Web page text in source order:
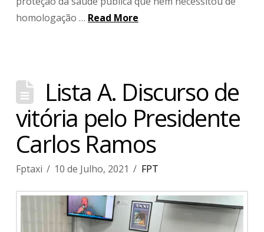
homologação … Read More
Lista A. Discurso de
vitória pelo Presidente
Carlos Ramos
Fptaxi 10 de Julho, 2021 FPT